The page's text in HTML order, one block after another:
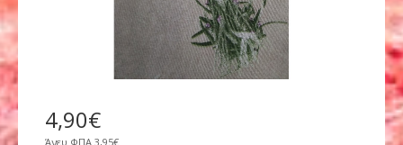
4,90€
Άνευ ΦΠΑ 3,95€